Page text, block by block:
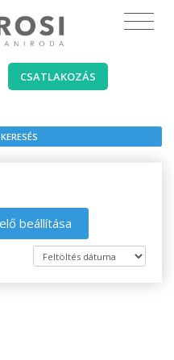
CSATLAKOZÁS
beállítása